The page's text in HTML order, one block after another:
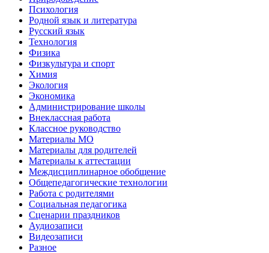
Психология
Родной язык и литература
Русский язык
Технология
Физика
Физкультура и спорт
Химия
Экология
Экономика
Администрирование школы
Внеклассная работа
Классное руководство
Материалы МО
Материалы для родителей
Материалы к аттестации
Междисциплинарное обобщение
Общепедагогические технологии
Работа с родителями
Социальная педагогика
Сценарии праздников
Аудиозаписи
Видеозаписи
Разное